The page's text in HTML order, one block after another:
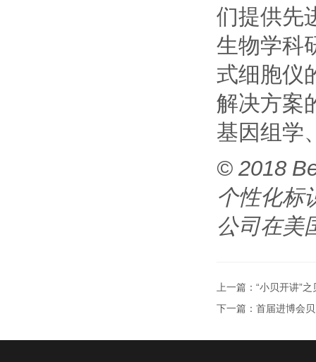
们提供先
生物学科
式细胞仪
解决方案
基因组学
© 2018
个性化标
公司在美
上一篇： “小贝开讲”
下一篇： 首届进博会